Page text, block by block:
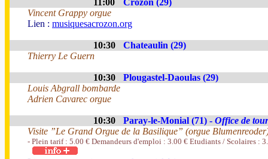
11:00
Crozon (29)
Vincent Grappy orgue
Lien : musiquesacrozon.org
10:30
Chateaulin (29)
Thierry Le Guern
10:30
Plougastel-Daoulas (29)
Louis Abgrall bombarde
Adrien Cavarec orgue
10:30 Paray-le-Monial (71) - Office de
Visite ”Le Grand Orgue de la Basilique” (orgue
- Plein tarif : 5.00 € Demandeurs d'emploi : 3.00 € Etudiants / Scolaires :